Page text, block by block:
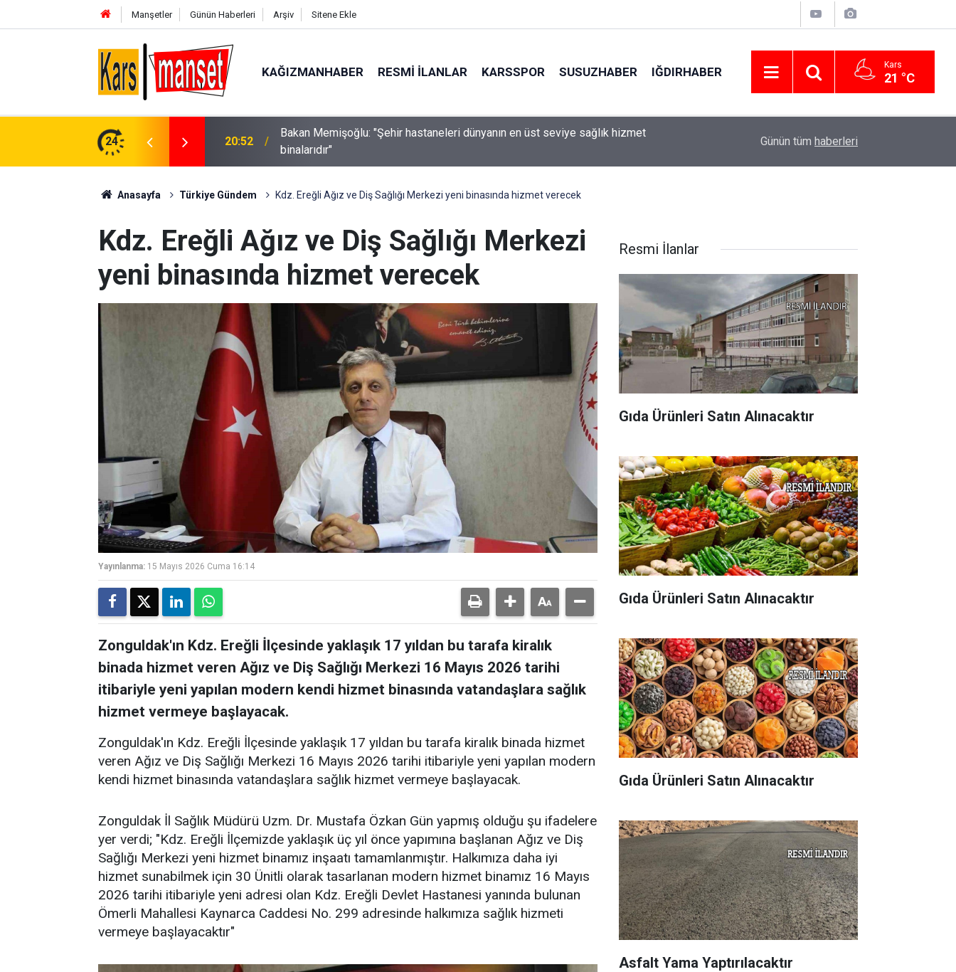
Manşetler Günün Haberleri Arşiv Sitene Ekle
KAĞIZMANHABER RESMI İLANLAR KARSSPOR SUSUZHABER IĞDIRHABER Kars
21 °C
24
dünyanın en üst seviye sağlık hizmet
20:47 Bingöl’de otomobil yoldan çıktı: 2 yaralı Yeni Parti Kars’ta Kurucu İl Yönetimini Oluşturdu
Günün tüm haberleri
Anasayfa Türkiye Gündem Kdz. Ereğli Ağız ve Diş Sağlığı Merkezi yeni binasında hizmet verecek
Kdz. Ereğli Ağız ve Diş Sağlığı Merkezi
yeni binasında hizmet verecek
Yayınlanma: 15 Mayıs 2026 Cuma 16:14
Zonguldak'ın Kdz. Ereğli İlçesinde yaklaşık 17 yıldan bu tarafa kiralık
binada hizmet veren Ağız ve Diş Sağlığı Merkezi 16 Mayıs 2026 tarihi
itibariyle yeni yapılan modern kendi hizmet binasında vatandaşlara sağlık
hizmet vermeye başlayacak.
Zonguldak'ın Kdz. Ereğli İlçesinde yaklaşık 17 yıldan bu tarafa kiralık binada hizmet
veren Ağız ve Diş Sağlığı Merkezi 16 Mayıs 2026 tarihi itibariyle yeni yapılan modern
kendi hizmet binasında vatandaşlara sağlık hizmet vermeye başlayacak.
Zonguldak İl Sağlık Müdürü Uzm. Dr. Mustafa Özkan Gün yapmış olduğu şu ifadelere
yer verdi; "Kdz. Ereğli İlçemizde yaklaşık üç yıl önce yapımına başlanan Ağız ve Diş
Sağlığı Merkezi yeni hizmet binamız inşaatı tamamlanmıştır. Halkımıza daha iyi
hizmet sunabilmek için 30 Ünitli olarak tasarlanan modern hizmet binamız 16 Mayıs
2026 tarihi itibariyle yeni adresi olan Kdz. Ereğli Devlet Hastanesi yanında bulunan
Ömerli Mahallesi Kaynarca Caddesi No. 299 adresinde halkımıza sağlık hizmeti
vermeye başlayacaktır"
Resmi İlanlar
Gıda Ürünleri Satın Alınacaktır
Gıda Ürünleri Satın Alınacaktır
Gıda Ürünleri Satın Alınacaktır
Asfalt Yama Yaptırılacaktır